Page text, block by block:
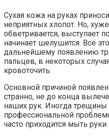
Сухая кожа на руках
неприятных хлопот. Но,
обветривается, выступает
начинает шелушится. Всё
дальнейшему появлению
пальцев, в некоторых
кровоточить.
Основной причиной
странно, не до конца
наших рук. Иногда
профессиональной
часто приходится мыть руки.